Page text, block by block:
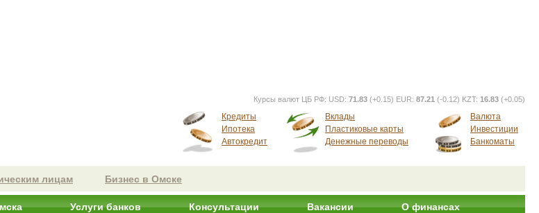
Курсы валют ЦБ РФ: USD: 71.83 (+0.15) EUR: 87.21 (-0.12) KZT: 16.83 (+0.05)
Кредиты
Ипотека
Автокредит
Вклады
Пластиковые карты
Денежные переводы
Валюта
Инвестиции
Банкоматы
лицам Бизнес в Омске
Услуги банков Консультации Вакансии О финансах